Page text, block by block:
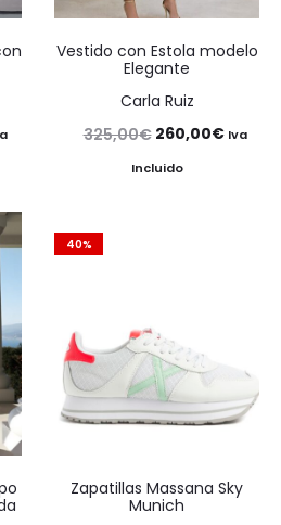
Vestido con Estola modelo
Elegante
Carla Ruiz
325,00€ El
precio
260,00€ElIva
Incluido
40%
Zapatillas Massana Sky
Munich